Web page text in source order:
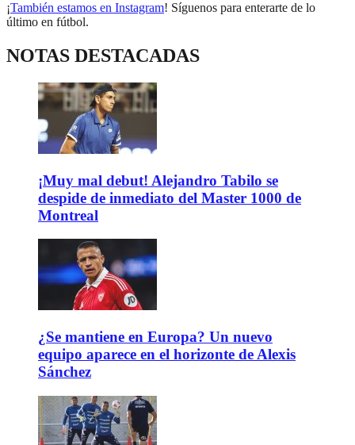
¡También estamos en Instagram! Síguenos para enterarte de lo
último en fútbol.
NOTAS DESTACADAS
¡Muy mal debut! Alejandro Tabilo se
despide de inmediato del Master 1000 de
Montreal
¿Se mantiene en Europa? Un nuevo
equipo aparece en el horizonte de Alexis
Sánchez